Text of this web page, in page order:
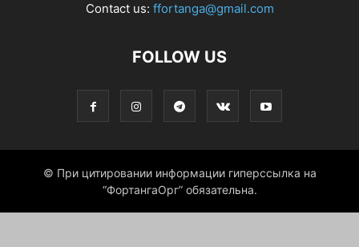
Contact us: ffortanga@gmail.com
FOLLOW US
© При цитировании информации гиперссылка на
“ФортангаОрг” обязательна.